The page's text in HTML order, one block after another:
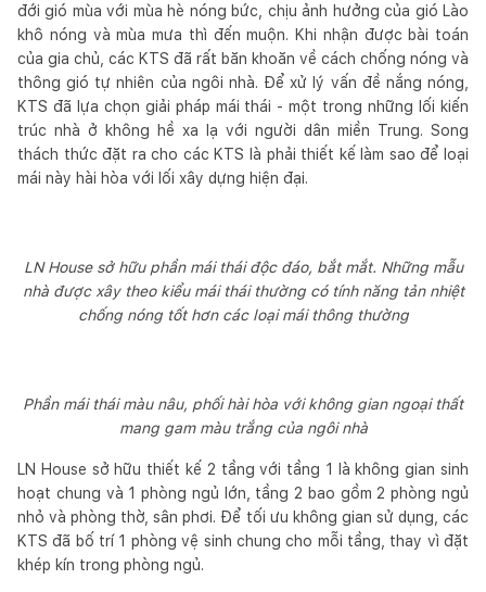
đới gió mùa với mùa hè nóng bức, chịu ảnh hưởng của gió Lào
khô nóng và mùa mưa thì đến muộn. Khi nhận được bài toán
của gia chủ, các KTS đã rất băn khoăn về cách chống nóng và
thông gió tự nhiên của ngôi nhà. Để xử lý vấn đề nắng nóng,
KTS đã lựa chọn giải pháp mái thái - một trong những lối kiến
trúc nhà ở không hề xa lạ với người dân miền Trung. Song
thách thức đặt ra cho các KTS là phải thiết kế làm sao để loại
mái này hài hòa với lối xây dựng hiện đại.
LN House sở hữu phần mái thái độc đáo, bắt mắt. Những mẫu
nhà được xây theo kiểu mái thái thường có tính năng tản nhiệt
chống nóng tốt hơn các loại mái thông thường
Phần mái thái màu nâu, phối hài hòa với không gian ngoại thất
mang gam màu trắng của ngôi nhà
LN House sở hữu thiết kế 2 tầng với tầng 1 là không gian sinh
hoạt chung và 1 phòng ngủ lớn, tầng 2 bao gồm 2 phòng ngủ
nhỏ và phòng thờ, sân phơi. Để tối ưu không gian sử dụng, các
KTS đã bố trí 1 phòng vệ sinh chung cho mỗi tầng, thay vì đặt
khép kín trong phòng ngủ.